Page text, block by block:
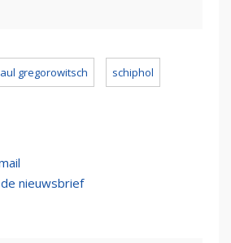
gregorowitsch schiphol
nieuwsbrief